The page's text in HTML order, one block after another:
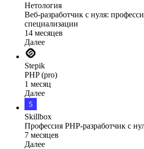
Нетология
Веб-разработчик с нуля:
специализации
14 месяцев
Далее
Stepik
PHP (pro)
1 месяц
Далее
Skillbox
Профессия PHP-разработчик с
7 месяцев
Далее